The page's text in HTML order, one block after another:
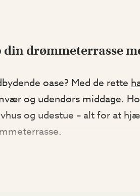
drømmeterrasse
oase? Med de rette
og udendørs middage.
og udestue – alt for at